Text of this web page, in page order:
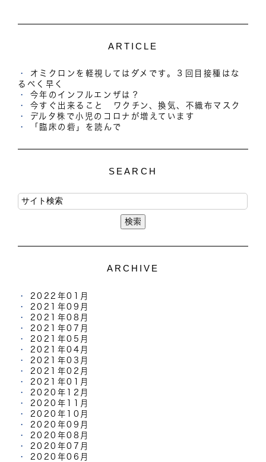
ARTICLE
オミクロンを軽視してはダメです。３回目接種はな
るべく早く
今年のインフルエンザは？
今すぐ出来ること ワクチン、換気、不織布マスク
デルタ株で小児のコロナが増えています
「臨床の砦」を読んで
SEARCH
ARCHIVE
2022年01月
2021年09月
2021年08月
2021年07月
2021年05月
2021年04月
2021年03月
2021年02月
2021年01月
2020年12月
2020年11月
2020年10月
2020年09月
2020年08月
2020年07月
2020年06月